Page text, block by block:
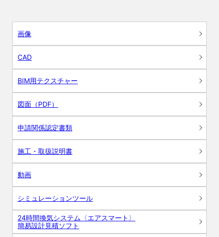
画像
CAD
BIM用テクスチャー
図面（PDF）
申請関係認定書類
施工・取扱説明書
動画
シミュレーションツール
24時間換気システム〈エアスマート〉
簡易設計見積ソフト